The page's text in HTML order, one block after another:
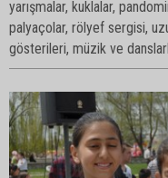
palyaçolar, rölyef sergisi,
gösterileri, müzik ve